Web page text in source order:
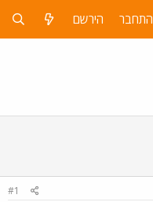
התחבר הירשם
#1